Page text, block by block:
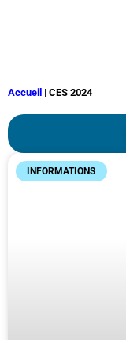
Accueil | CES 2024
INFORMATIONS